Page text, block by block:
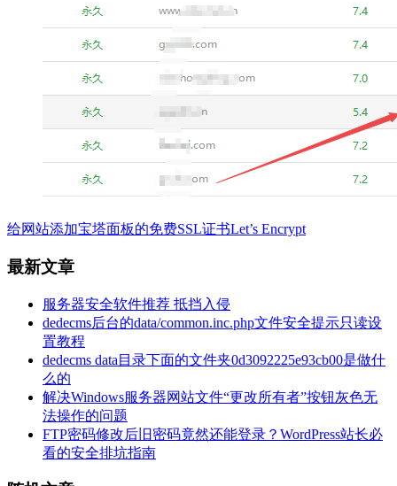
给网站添加宝塔面板的免费SSL证书Let’s Encrypt
最新文章
服务器安全软件推荐 抵挡入侵
dedecms后台的data/common.inc.php文件安全提示只读设
置教程
dedecms data目录下面的文件夹0d3092225e93cb00是做什
么的
解决Windows服务器网站文件“更改所有者”按钮灰色无
法操作的问题
FTP密码修改后旧密码竟然还能登录？WordPress站长必
看的安全排坑指南